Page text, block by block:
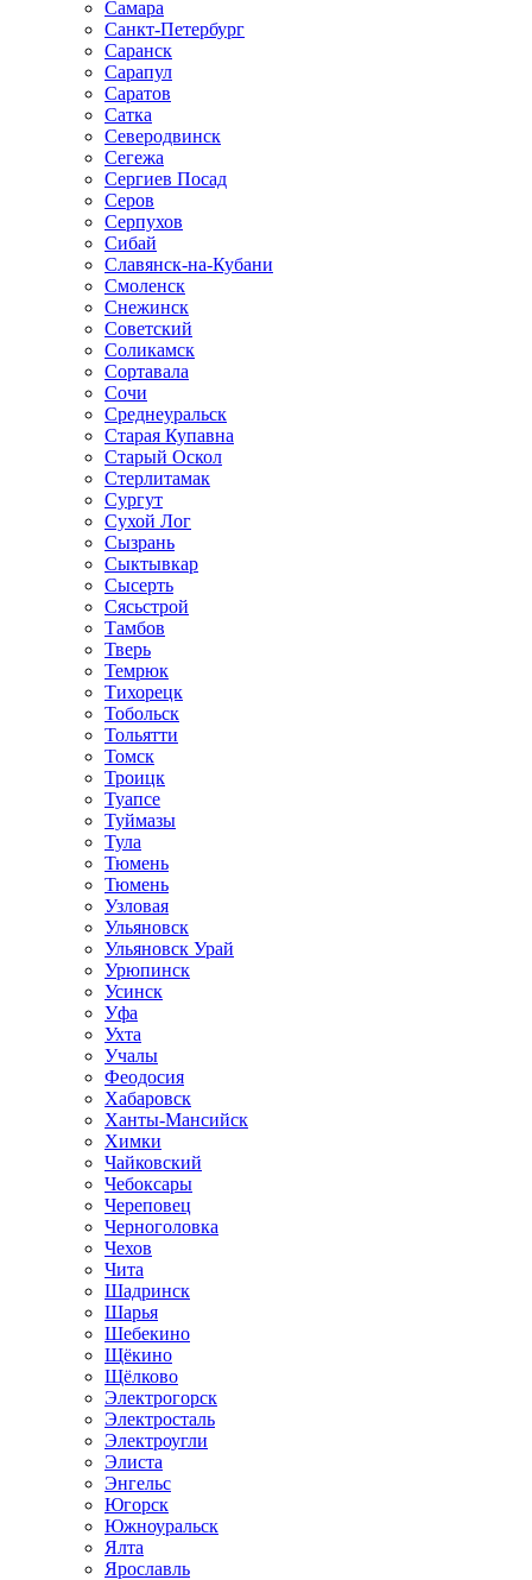
Самара
Санкт-Петербург
Саранск
Сарапул
Саратов
Сатка
Северодвинск
Сегежа
Сергиев Посад
Серов
Серпухов
Сибай
Славянск-на-Кубани
Смоленск
Снежинск
Советский
Соликамск
Сортавала
Сочи
Среднеуральск
Старая Купавна
Старый Оскол
Стерлитамак
Сургут
Сухой Лог
Сызрань
Сыктывкар
Сысерть
Сясьстрой
Тамбов
Тверь
Темрюк
Тихорецк
Тобольск
Тольятти
Томск
Троицк
Туапсе
Туймазы
Тула
Тюмень
Тюмень
Узловая
Ульяновск
Ульяновск Урай
Урюпинск
Усинск
Уфа
Ухта
Учалы
Феодосия
Хабаровск
Ханты-Мансийск
Химки
Чайковский
Чебоксары
Череповец
Черноголовка
Чехов
Чита
Шадринск
Шарья
Шебекино
Щёкино
Щёлково
Электрогорск
Электросталь
Электроугли
Элиста
Энгельс
Югорск
Южноуральск
Ялта
Ярославль